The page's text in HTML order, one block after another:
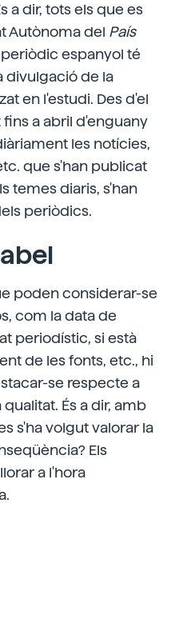
a dir, tots els que es
Autònoma del País
espanyol té
divulgació de la
en l'estudi. Des d'el
a abril d'enguany
les notícies,
que s'han publicat
temes diaris, s'han
periòdics.
poden considerar-se
com la data de
periodístic, si està
de les fonts, etc., hi
se respecte a
És a dir, amb
s'ha volgut valorar la
Els
a l'hora